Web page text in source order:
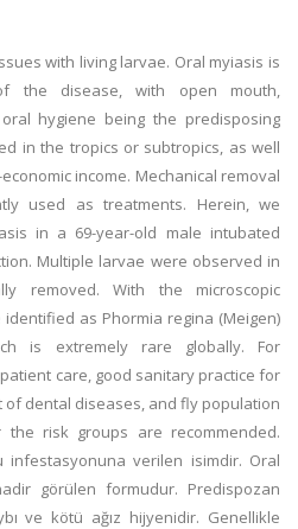
with living larvae. Oral myiasis is
the disease, with open mouth,
hygiene being the predisposing
in the tropics or subtropics, as well
income. Mechanical removal
used as treatments. Herein, we
in a 69-year-old male intubated
Multiple larvae were observed in
removed. With the microscopic
as Phormia regina (Meigen)
is extremely rare globally. For
care, good sanitary practice for
dental diseases, and fly population
risk groups are recommended.
infestasyonuna verilen isimdir. Oral
görülen formudur. Predispozan
ve kötü ağız hijyenidir. Genellikle